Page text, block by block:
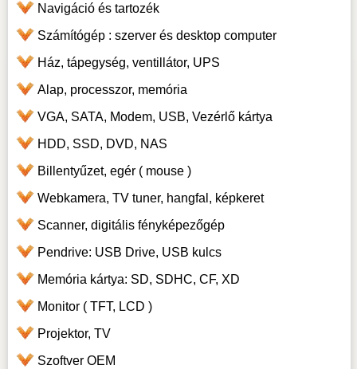
Navigáció és tartozék
Számítógép : szerver és desktop computer
Ház, tápegység, ventillátor, UPS
Alap, processzor, memória
VGA, SATA, Modem, USB, Vezérlő kártya
HDD, SSD, DVD, NAS
Billentyűzet, egér ( mouse )
Webkamera, TV tuner, hangfal, képkeret
Scanner, digitális fényképezőgép
Pendrive: USB Drive, USB kulcs
Memória kártya: SD, SDHC, CF, XD
Monitor ( TFT, LCD )
Projektor, TV
Szoftver OEM